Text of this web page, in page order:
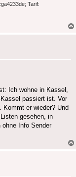
Tarif:
Ich wohne in Kassel,
passiert ist. Vor
er wieder? Und
gesehen, in
ohne Info Sender